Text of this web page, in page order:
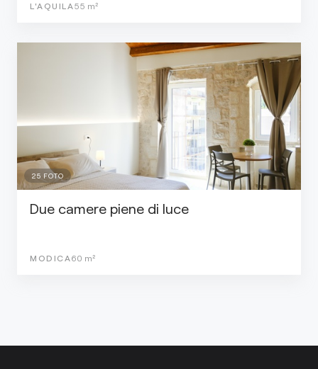
L'AQUILA 55 m²
25 FOTO
Due camere piene di luce
MODICA 60 m²